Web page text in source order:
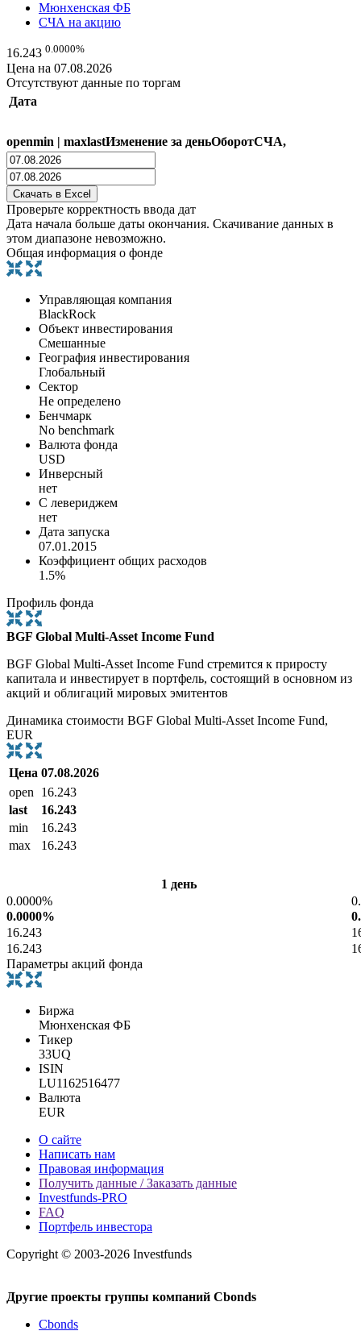
Мюнхенская ФБ
СЧА на акцию
16.243 0.0000%
Цена на 07.08.2026
Отсутствуют данные по торгам
Дата
openmin | maxlastИзменение за деньОборотСЧА,
Проверьте корректность ввода дат
Дата начала больше даты окончания. Скачивание данных в
этом диапазоне невозможно.
Общая информация о фонде
Управляющая компания
BlackRock
Объект инвестирования
Смешанные
География инвестирования
Глобальный
Сектор
Не определено
Бенчмарк
No benchmark
Валюта фонда
USD
Инверсный
нет
С левериджем
нет
Дата запуска
07.01.2015
Коэффициент общих расходов
1.5%
Профиль фонда
BGF Global Multi-Asset Income Fund
BGF Global Multi-Asset Income Fund стремится к приросту
капитала и инвестирует в портфель, состоящий в основном из
акций и облигаций мировых эмитентов
Динамика стоимости BGF Global Multi-Asset Income Fund,
EUR
Цена 07.08.2026
open
16.243
last
16.243
min
16.243
max
16.243
1 день
0.0000%
0.0000%
16.243
16.243
Параметры акций фонда
Биржа
Мюнхенская ФБ
Тикер
33UQ
ISIN
LU1162516477
Валюта
EUR
О сайте
Написать нам
Правовая информация
Получить данные / Заказать данные
Investfunds-PRO
FAQ
Портфель инвестора
Copyright © 2003-2026 Investfunds
Другие проекты группы компаний Cbonds
Cbonds